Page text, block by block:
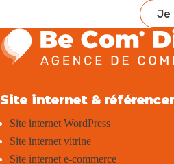
Je
Site internet &
Site internet WordPress
Site internet vitrine
Site internet e-commerce